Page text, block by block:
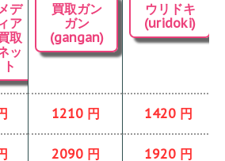
デ
ィア
取
ッ
ト
買取ガン
ガン
(gangan)
ウリドキ
(uridoki)
1210 円 1420 円
2090 円 1920 円